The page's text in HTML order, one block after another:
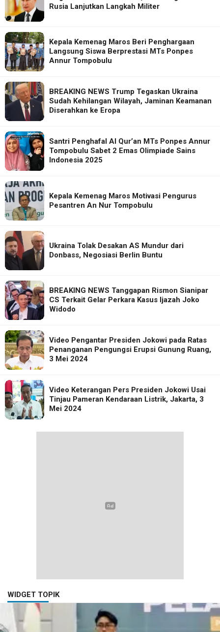
Rusia Lanjutkan Langkah Militer
Kepala Kemenag Maros Beri Penghargaan
Langsung Siswa Berprestasi MTs Ponpes
Annur Tompobulu
BREAKING NEWS Trump Tegaskan Ukraina
Sudah Kehilangan Wilayah, Jaminan Keamanan
Diserahkan ke Eropa
Santri Penghafal Al Qur’an MTs Ponpes Annur
Tompobulu Sabet 2 Emas Olimpiade Sains
Indonesia 2025
Kepala Kemenag Maros Motivasi Pengurus
Pesantren An Nur Tompobulu
Ukraina Tolak Desakan AS Mundur dari
Donbass, Negosiasi Berlin Buntu
BREAKING NEWS Tanggapan Rismon Sianipar
CS Terkait Gelar Perkara Kasus Ijazah Joko
Widodo
Video Pengantar Presiden Jokowi pada Ratas
Penanganan Pengungsi Erupsi Gunung Ruang,
3 Mei 2024
Video Keterangan Pers Presiden Jokowi Usai
Tinjau Pameran Kendaraan Listrik, Jakarta, 3
Mei 2024
WIDGET TOPIK